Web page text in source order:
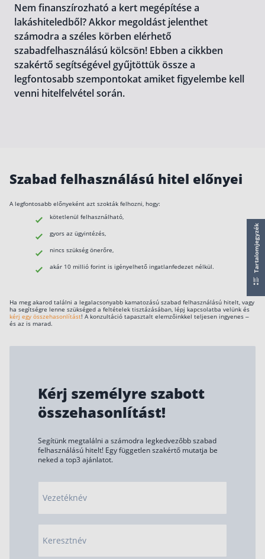
működése
Egyszerű Állami Nyugdíjkalkulátor
Önkéntes Nyugdíjpénztárak hozamai
Nyugdíjbiztosítás
Nyugdíjbiztosítás vagy NYESZ? Melyik a jobb?
Nyugdíjbiztosítás kalkulátor
Nyugdíjbiztosítás hozamok
Nyugdíjbiztosítás költségek
Életbiztosítások
Balesetbiztosítás
Kockázati életbiztosítás 🛡
Megtakarítással kombinált életbiztosítás
Befektetési egységekhez kötött életbiztosítás
Egészségbiztosítás
Egészségbiztosítás cégeknek
Magán egészségbiztosítás 💊
Betegbiztosítás
Nem finanszírozható a kert megépítése a
lakáshiteledből? Akkor megoldást jelenthet
számodra a széles körben elérhető
szabadfelhasználású kölcsön! Ebben a cikkben
szakértő segítségével gyűjtöttük össze a
legfontosabb szempontokat amiket figyelembe kell
venni hitelfelvétel során.
Szabad felhasználású hitel előnyei
A legfontosabb előnyeként azt szokták felhozni, hogy:
kötetlenül felhasználható,
gyors az ügyintézés,
nincs szükség önerőre,
akár 10 millió forint is igényelhető ingatlanfedezet nélkül.
Ha meg akarod találni a legalacsonyabb kamatozású szabad felhasználású hitelt, vagy
ha segítségre lenne szükséged a feltételek tisztázásában, lépj kapcsolatba velünk és
kérj egy összehasonlítást! A konzultáció tapasztalt elemzőinkkel teljesen ingyenes –
és az is marad.
Kérj személyre szabott
összehasonlítást!
Segítünk megtalálni a számodra legkedvezőbb szabad
felhasználású hitelt! Egy független szakértő mutatja be
neked a top3 ajánlatot.
Vezetéknév
Keresztnév
Tartalomjegyzék